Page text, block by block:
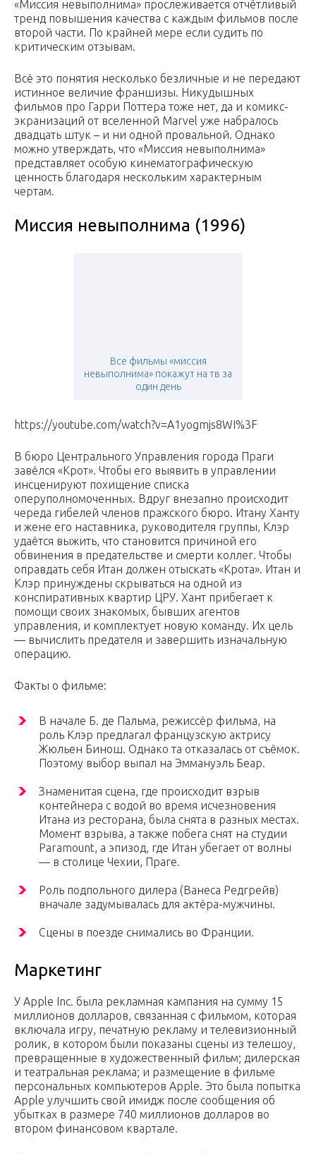
«Миссия невыполнима» прослеживается отчётливый
тренд повышения качества с каждым фильмов после
второй части. По крайней мере если судить по
критическим отзывам.
Всё это понятия несколько безличные и не передают
истинное величие франшизы. Никудышных
фильмов про Гарри Поттера тоже нет, да и комикс-
экранизаций от вселенной Marvel уже набралось
двадцать штук – и ни одной провальной. Однако
можно утверждать, что «Миссия невыполнима»
представляет особую кинематографическую
ценность благодаря нескольким характерным
чертам.
Миссия невыполнима (1996)
Все фильмы «миссия
невыполнима» покажут на тв за
один день
https://youtube.com/watch?v=A1yogmjs8WI%3F
В бюро Центрального Управления города Праги
завёлся «Крот». Чтобы его выявить в управлении
инсценируют похищение списка
оперуполномоченных. Вдруг внезапно происходит
череда гибелей членов пражского бюро. Итану Ханту
и жене его наставника, руководителя группы, Клэр
удаётся выжить, что становится причиной его
обвинения в предательстве и смерти коллег. Чтобы
оправдать себя Итан должен отыскать «Крота». Итан и
Клэр принуждены скрываться на одной из
конспиративных квартир ЦРУ. Хант прибегает к
помощи своих знакомых, бывших агентов
управления, и комплектует новую команду. Их цель
— вычислить предателя и завершить изначальную
операцию.
Факты о фильме:
В начале Б. де Пальма, режиссёр фильма, на
роль Клэр предлагал французскую актрису
Жюльен Бинош. Однако та отказалась от съёмок.
Поэтому выбор выпал на Эммануэль Беар.
Знаменитая сцена, где происходит взрыв
контейнера с водой во время исчезновения
Итана из ресторана, была снята в разных местах.
Момент взрыва, а также побега снят на студии
Paramount, а эпизод, где Итан убегает от волны
— в столице Чехии, Праге.
Роль подпольного дилера (Ванеса Редгрейв)
вначале задумывалась для актёра-мужчины.
Сцены в поезде снимались во Франции.
Маркетинг
У Apple Inc. была рекламная кампания на сумму 15
миллионов долларов, связанная с фильмом, которая
включала игру, печатную рекламу и телевизионный
ролик, в котором были показаны сцены из телешоу,
превращенные в художественный фильм; дилерская
и театральная реклама; и размещение в фильме
персональных компьютеров Apple. Это была попытка
Apple улучшить свой имидж после сообщения об
убытках в размере 740 миллионов долларов во
втором финансовом квартале.